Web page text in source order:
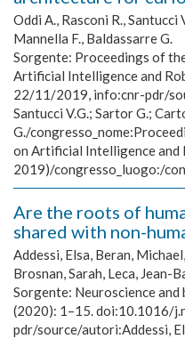
Oddi A., Rasconi R., Santucci
Mannella F., Baldassarre G.
Sorgente: Proceedings of
Artificial Intelligence and
22/11/2019, info:cnr-pdr/
Santucci V.G.; Sartor G.;
G./
on Artificial Intelligence and
2019)/congresso_luogo:/
Are the roots of
shared with non-
Addessi, Elsa, Beran,
Brosnan, Sarah, Leca, Jean-
Sorgente: Neuroscience
(2020): 1–15. doi:10.1016/
pdr/source/autori:Addessi,